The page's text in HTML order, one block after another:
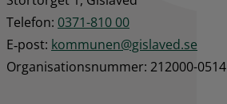
Telefon: 0371-810 00
E‑post: kommunen@gislaved.se
Organisationsnummer: 212000-0514